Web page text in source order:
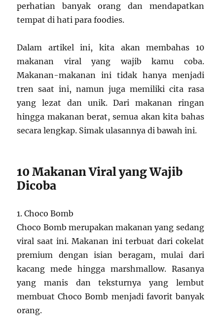
perhatian banyak orang dan mendapatkan
tempat di hati para foodies.
Dalam artikel ini, kita akan membahas 10
makanan viral yang wajib kamu coba.
Makanan-makanan ini tidak hanya menjadi
tren saat ini, namun juga memiliki cita rasa
yang lezat dan unik. Dari makanan ringan
hingga makanan berat, semua akan kita bahas
secara lengkap. Simak ulasannya di bawah ini.
10 Makanan Viral yang Wajib
Dicoba
1. Choco Bomb
Choco Bomb merupakan makanan yang sedang
viral saat ini. Makanan ini terbuat dari cokelat
premium dengan isian beragam, mulai dari
kacang mede hingga marshmallow. Rasanya
yang manis dan teksturnya yang lembut
membuat Choco Bomb menjadi favorit banyak
orang.